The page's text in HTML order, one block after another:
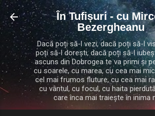
Treceți la conținutul
În Tufișuri - cu
Bezergheanu
Dacă poți să-l vezi, dacă poți să-l
poți să-l dorești, dacă poți să-l
ascuns din Dobrogea te va primi și
cu soarele, cu marea, cu cea mai
cel mai frumos fluture, cu cea mai
cu vântul, cu focul, cu haita
care înca mai traiește în inima